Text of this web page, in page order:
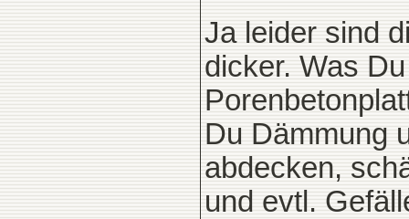
Ja leider sind
dicker. Was
Du Dämmung
abdecken,
und evtl.